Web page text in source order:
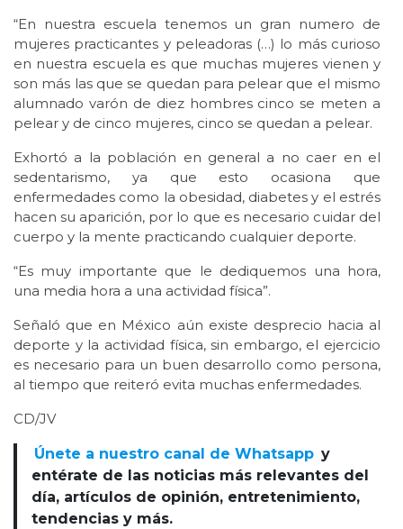
“En nuestra escuela tenemos un gran numero de
mujeres practicantes y peleadoras (…) lo más curioso
en nuestra escuela es que muchas mujeres vienen y
son más las que se quedan para pelear que el mismo
alumnado varón de diez hombres cinco se meten a
pelear y de cinco mujeres, cinco se quedan a pelear.
Exhortó a la población en general a no caer en el
sedentarismo, ya que esto ocasiona que
enfermedades como la obesidad, diabetes y el estrés
hacen su aparición, por lo que es necesario cuidar del
cuerpo y la mente practicando cualquier deporte.
“Es muy importante que le dediquemos una hora,
una media hora a una actividad física”.
Señaló que en México aún existe desprecio hacia al
deporte y la actividad física, sin embargo, el ejercicio
es necesario para un buen desarrollo como persona,
al tiempo que reiteró evita muchas enfermedades.
CD/JV
Únete a nuestro canal de Whatsapp y
entérate de las noticias más relevantes del
día, artículos de opinión, entretenimiento,
tendencias y más.